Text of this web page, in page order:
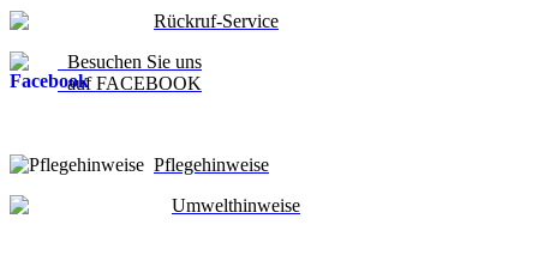
Rückruf-Service
Besuchen Sie uns
auf FACEBOOK
Pflegehinweise
Umwelthinweise